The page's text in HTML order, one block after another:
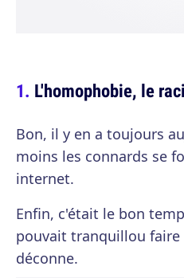
L'homophobie, le
Bon, il y en a toujours
moins les connards se
internet.
Enfin, c'était le bon
pouvait tranquillou
déconne.